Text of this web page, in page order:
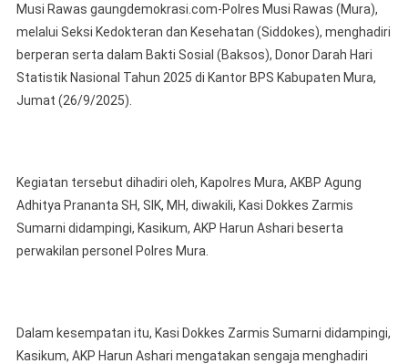
Statistik
Nasional,
Siddokes
Polres
Musi
Donor
Darah
Bersama
BPS
Musi Rawas gaungdemokrasi.com-Polres Musi Rawas (Mura),
melalui Seksi Kedokteran dan Kesehatan (Siddokes), menghadiri
berperan serta dalam Bakti Sosial (Baksos), Donor Darah Hari
Statistik Nasional Tahun 2025 di Kantor BPS Kabupaten Mura,
Jumat (26/9/2025).
Kegiatan tersebut dihadiri oleh, Kapolres Mura, AKBP Agung
Adhitya Prananta SH, SIK, MH, diwakili, Kasi Dokkes Zarmis
Sumarni didampingi, Kasikum, AKP Harun Ashari beserta
perwakilan personel Polres Mura.
Dalam kesempatan itu, Kasi Dokkes Zarmis Sumarni didampingi,
Kasikum, AKP Harun Ashari mengatakan sengaja menghadiri